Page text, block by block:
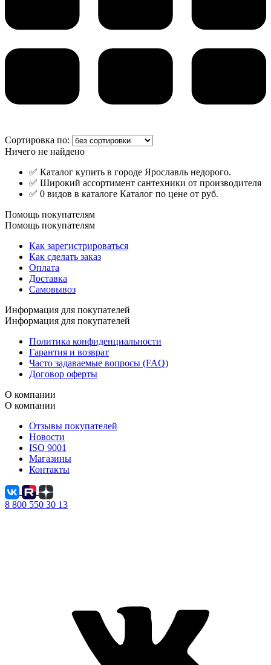
Сортировка по:
Ничего не найдено
✅ Каталог купить в городе Ярославль недорого.
✅ Широкий ассортимент сантехники от производителя
✅ 0 видов в каталоге Каталог по цене от руб.
Помощь покупателям
Помощь покупателям
Как зарегистрироваться
Как сделать заказ
Оплата
Доставка
Самовывоз
Информация для покупателей
Информация для покупателей
Политика конфиденциальности
Гарантия и возврат
Часто задаваемые вопросы (FAQ)
Договор оферты
О компании
О компании
Отзывы покупателей
Новости
ISO 9001
Магазины
Контакты
8 800 550 30 13